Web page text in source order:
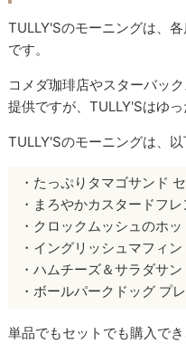
TULLY'Sのモーニングは、
です。
コメダ珈琲店やスターバッ
提供ですが、TULLY'Sはゆ
TULLY'Sのモーニングは、以
・たっぷりタマゴサンド
・まろやかカスタードフ
・クロックムッシュのホ
・イングリッシュマフィン
・ハムチーズ＆サラダサン
・ボールパークドッグ プ
単品でもセットでも購入で